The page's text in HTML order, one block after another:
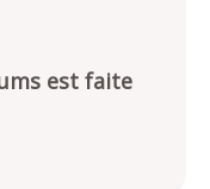
est faite